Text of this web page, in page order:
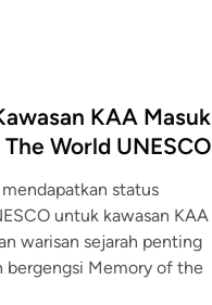
KAA Masuk
World UNESCO
status
untuk kawasan KAA
warisan sejarah penting
bergengsi Memory of the